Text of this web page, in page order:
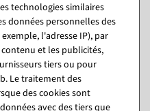
technologies similaires
données personnelles des
l'adresse IP), par
et les publicités,
tiers ou pour
Le traitement des
des cookies sont
avec des tiers que